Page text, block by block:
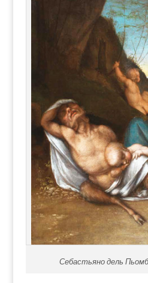
Себастьяно дель